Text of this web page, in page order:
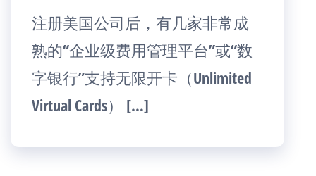
注册美国公司后，有几家非常成
熟的“企业级费用管理平台”或“数
字银行”支持无限开卡（Unlimited
Virtual Cards） […]